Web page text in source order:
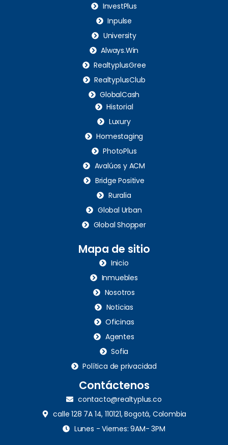
InvestPlus
Inpulse
University
Always.Win
RealtyplusGree
RealtyplusClub
GlobalCash
Historial
Luxury
Homestaging
PhotoPlus
Avalúos y ACM
Bridge Positive
Ruralia
Global Urban
Global Shopper
Mapa de sitio
Inicio
Inmuebles
Nosotros
Noticias
Oficinas
Agentes
Sofia
Política de privacidad
Contáctenos
contacto@realtyplus.co
calle 128 7A 14, 110121, Bogotá, Colombia
Lunes - Viernes: 9AM- 3PM